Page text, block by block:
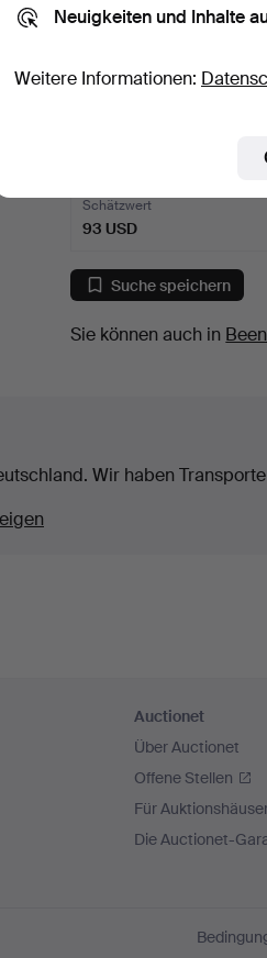
Schätzwert
93 USD
Suche speichern
Sie können auch in
Wir haben
Auctionet
Über Auctionet
Offene Stellen
Für
Die Auctionet-
Neuigkeiten und Inhalte
Weitere Informationen: